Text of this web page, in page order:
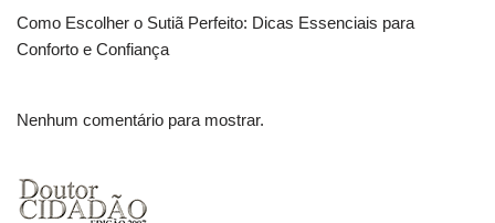
Como Escolher o Sutiã Perfeito: Dicas Essenciais para
Conforto e Confiança
Nenhum comentário para mostrar.